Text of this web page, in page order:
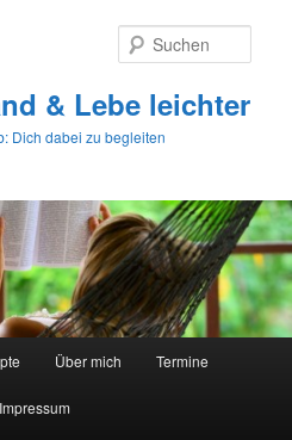
& Lebe leichter
Dich dabei zu begleiten
Über mich Termine
Impressum